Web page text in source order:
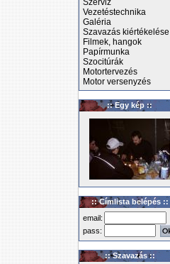
Szerviz
Vezetéstechnika
Galéria
Szavazás kiértékelése
Filmek, hangok
Papírmunka
Szocitúrák
Motortervezés
Motor versenyzés
:: Egy kép ::
:: Címlista belépés ::
email:
pass:
:: Szavazás ::